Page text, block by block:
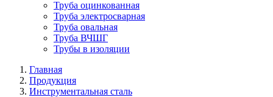
Труба оцинкованная
Труба электросварная
Труба овальная
Труба ВЧШГ
Трубы в изоляции
Главная
Продукция
Инструментальная сталь